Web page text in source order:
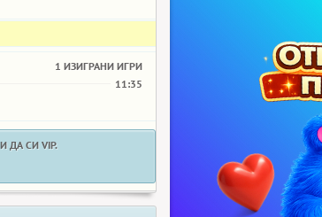
1 ИЗИГРАНИ ИГРИ
11:35
ДА СИ VIP.